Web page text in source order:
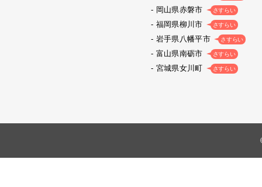
岡山県赤磐市 さすらい
福岡県柳川市 さすらい
岩手県八幡平市 さすらい
富山県南砺市 さすらい
宮城県女川町 さすらい